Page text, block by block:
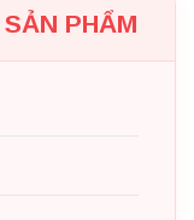
cm PHẨM